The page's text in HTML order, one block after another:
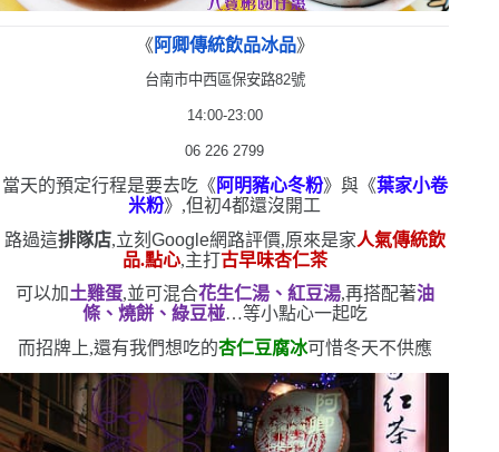
《 阿卿傳統飲品冰品》
台南市中西區保安路82號
14:00-23:00
06 226 2799
當天的預定行程是要去吃《 阿明豬心冬粉》與《葉家小卷
米粉》,但初4都還沒開工
路過這排隊店,立刻 Google網路評價,原來是家人氣傳統飲
品.點心,主打古早味杏仁茶
可以加土雞蛋,並可混合花生仁湯、紅豆湯,再搭配著油
條、燒餅、綠豆椪…等小點心一起吃
而招牌上,還有我們想吃的杏仁豆腐冰可惜冬天不供應